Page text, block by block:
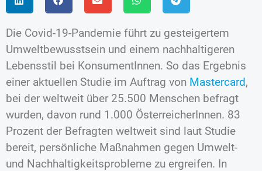
Die Covid-19-Pandemie führt zu gesteigertem
Umweltbewusstsein und einem nachhaltigeren
Lebensstil bei KonsumentInnen. So das Ergebnis
einer aktuellen Studie im Auftrag von Mastercard,
bei der weltweit über 25.500 Menschen befragt
wurden, davon rund 1.000 ÖsterreicherInnen. 83
Prozent der Befragten weltweit sind laut Studie
bereit, persönliche Maßnahmen gegen Umwelt-
und Nachhaltigkeitsprobleme zu ergreifen. In